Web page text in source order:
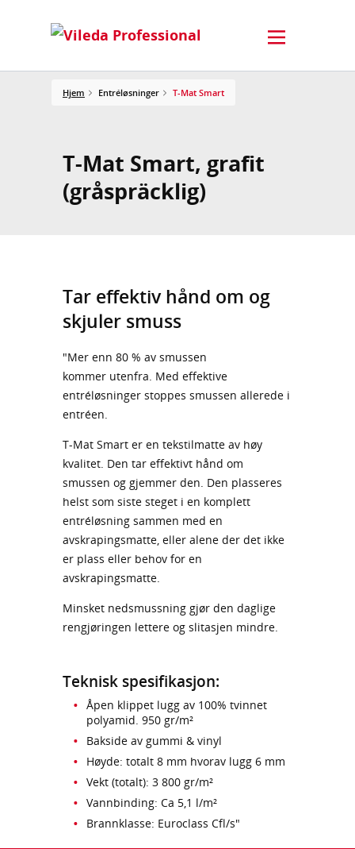
Hjem Entréløsninger T-Mat Smart
T-Mat Smart, grafit
(gråspräcklig)
Tar effektiv hånd om og
skjuler smuss
"Mer enn 80 % av smussen
kommer utenfra. Med effektive
entréløsninger stoppes smussen allerede i
entréen.
T-Mat Smart er en tekstilmatte av høy
kvalitet. Den tar effektivt hånd om
smussen og gjemmer den. Den plasseres
helst som siste steget i en komplett
entréløsning sammen med en
avskrapingsmatte, eller alene der det ikke
er plass eller behov for en
avskrapingsmatte.
Minsket nedsmussning gjør den daglige
rengjøringen lettere og slitasjen mindre.
Teknisk spesifikasjon:
Åpen klippet lugg av 100% tvinnet
polyamid. 950 gr/m²
Bakside av gummi & vinyl
Høyde: totalt 8 mm hvorav lugg 6 mm
Vekt (totalt): 3 800 gr/m²
Vannbinding: Ca 5,1 l/m²
Brannklasse: Euroclass Cfl/s"